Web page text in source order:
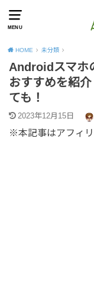
MENU
HOME 未分類
Androidスマホ
おすすめを紹
ても！
2023年12月15日
※本記事はアフィリ